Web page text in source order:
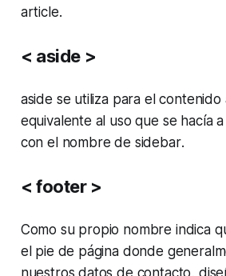
article.
< aside >
aside se utiliza para el contenido
equivalente al uso que se hacía
con el nombre de sidebar.
< footer >
Como su propio nombre indica
el pie de página donde